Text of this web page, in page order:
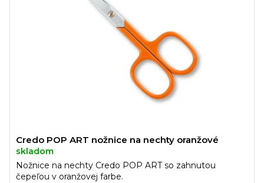
Credo POP ART nožnice na nechty oranžové
skladom
Nožnice na nechty Credo POP ART so zahnutou
čepeľou v oranžovej farbe.